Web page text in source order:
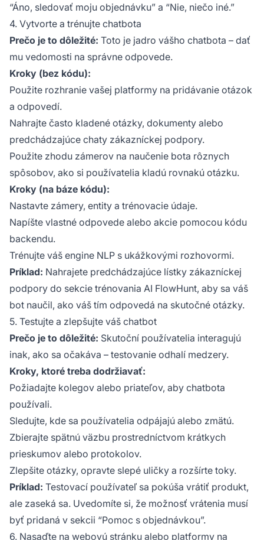
“Áno, sledovať moju objednávku” a “Nie, niečo iné.”
4. Vytvorte a trénujte chatbota
Prečo je to dôležité: Toto je jadro vášho chatbota – dať
mu vedomosti na správne odpovede.
Kroky (bez kódu):
Použite rozhranie vašej platformy na pridávanie otázok
a odpovedí.
Nahrajte často kladené otázky, dokumenty alebo
predchádzajúce chaty zákazníckej podpory.
Použite zhodu zámerov na naučenie bota rôznych
spôsobov, ako si používatelia kladú rovnakú otázku.
Kroky (na báze kódu):
Nastavte zámery, entity a trénovacie údaje.
Napíšte vlastné odpovede alebo akcie pomocou kódu
backendu.
Trénujte váš engine NLP s ukážkovými rozhovormi.
Príklad: Nahrajete predchádzajúce lístky zákazníckej
podpory do sekcie trénovania AI FlowHunt, aby sa váš
bot naučil, ako váš tím odpovedá na skutočné otázky.
5. Testujte a zlepšujte váš chatbot
Prečo je to dôležité: Skutoční používatelia interagujú
inak, ako sa očakáva – testovanie odhalí medzery.
Kroky, ktoré treba dodržiavať:
Požiadajte kolegov alebo priateľov, aby chatbota
používali.
Sledujte, kde sa používatelia odpájajú alebo zmätú.
Zbierajte spätnú väzbu prostredníctvom krátkych
prieskumov alebo protokolov.
Zlepšite otázky, opravte slepé uličky a rozšírte toky.
Príklad: Testovací používateľ sa pokúša vrátiť produkt,
ale zaseká sa. Uvedomíte si, že možnosť vrátenia musí
byť pridaná v sekcii “Pomoc s objednávkou”.
6. Nasaďte na webovú stránku alebo platformy na